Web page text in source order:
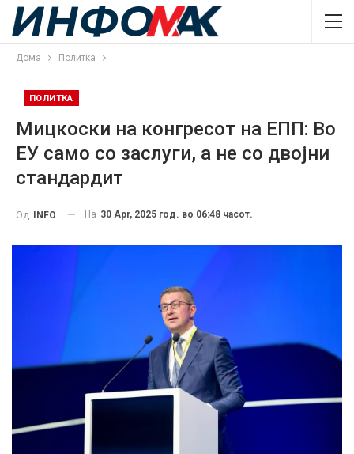
Дома Политка
ПОЛИТКА
Mицкоски на конгресот на ЕПП: Во
ЕУ само со заслуги, а не со двојни
стандардит
Од INFO На 30 Apr, 2025 год. во 06:48 часот.